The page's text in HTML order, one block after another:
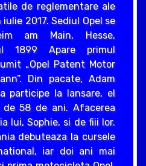
de reglementare ale
2017. Sediul Opel se
am Main, Hesse,
1899 Apare primul
„Opel Patent Motor
Din pacate, Adam
participe la lansare, el
58 de ani. Afacerea
lui, Sophie, si de fiii lor.
debuteaza la cursele
iar doi ani mai